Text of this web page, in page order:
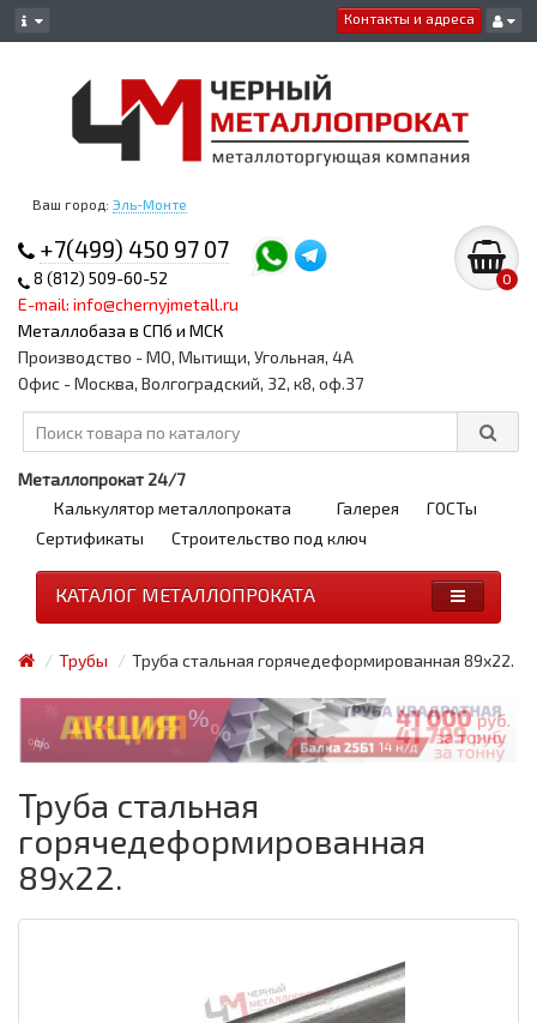
Контакты и адреса
Ваш город: Эль-Монте
+7(499) 450 97 07
8 (812) 509-60-52
E-mail: info@chernyjmetall.ru
Металлобаза в СПб и МСК
0
Производство - МО, Мытищи, Угольная, 4А
Офис - Москва, Волгоградский, 32, к8, оф.37
Металлопрокат 24/7
Калькулятор металлопроката
Галерея
ГОСТы
Сертификаты
Строительство под ключ
КАТАЛОГ МЕТАЛЛОПРОКАТА
Трубы Труба стальная горячедеформированная 89x22.
Труба стальная
горячедеформированная
89x22.